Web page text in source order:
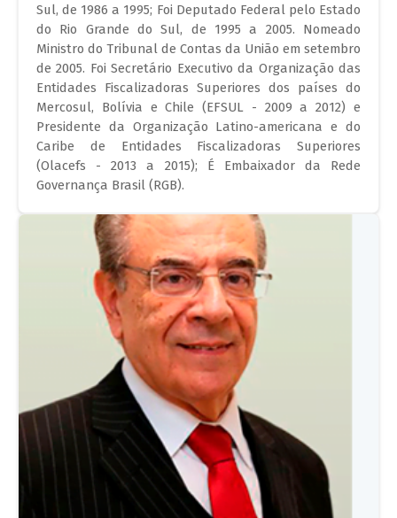
Sul, de 1986 a 1995; Foi Deputado Federal pelo Estado
do Rio Grande do Sul, de 1995 a 2005. Nomeado
Ministro do Tribunal de Contas da União em setembro
de 2005. Foi Secretário Executivo da Organização das
Entidades Fiscalizadoras Superiores dos países do
Mercosul, Bolívia e Chile (EFSUL - 2009 a 2012) e
Presidente da Organização Latino-americana e do
Caribe de Entidades Fiscalizadoras Superiores
(Olacefs - 2013 a 2015); É Embaixador da Rede
Governança Brasil (RGB).